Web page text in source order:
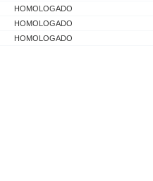
HOMOLOGADO
HOMOLOGADO
HOMOLOGADO